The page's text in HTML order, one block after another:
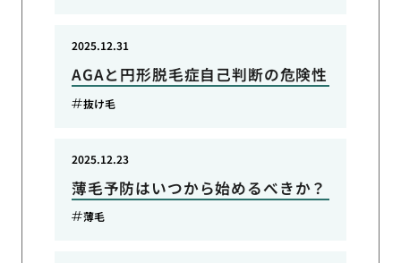
AGAと円形脱毛症自己判断の危険性
2025.12.31
抜け毛
薄毛予防はいつから始めるべきか？
2025.12.23
薄毛